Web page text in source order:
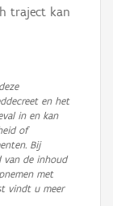
traject kan
en het
in en kan
of
Bij
van de inhoud
met
vindt u meer